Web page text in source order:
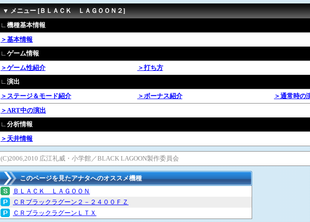
▼ メニュー [ＢＬＡＣＫ ＬＡＧＯＯＮ２]
∟機種基本情報
＞基本情報
∟ゲーム情報
＞ゲーム性紹介
＞打ち方
∟演出
＞ステージ＆モード紹介
＞ボーナス紹介
＞通常時の
＞ART中の演出
∟分析情報
＞天井情報
(C)2006,2010 広江礼威・小学館／BLACK LAGOON製作委員会
このページを見たアナタへのオススメ機種
ＢＬＡＣＫ ＬＡＧＯＯＮ
ＣＲブラックラグーン２－２４００ＦＺ
ＣＲブラックラグーンＬＴＸ